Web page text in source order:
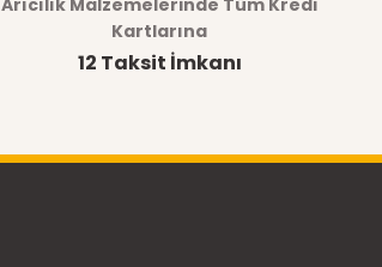
Arıcılık Malzemelerinde Tüm Kredi
Kartlarına
12 Taksit İmkanı